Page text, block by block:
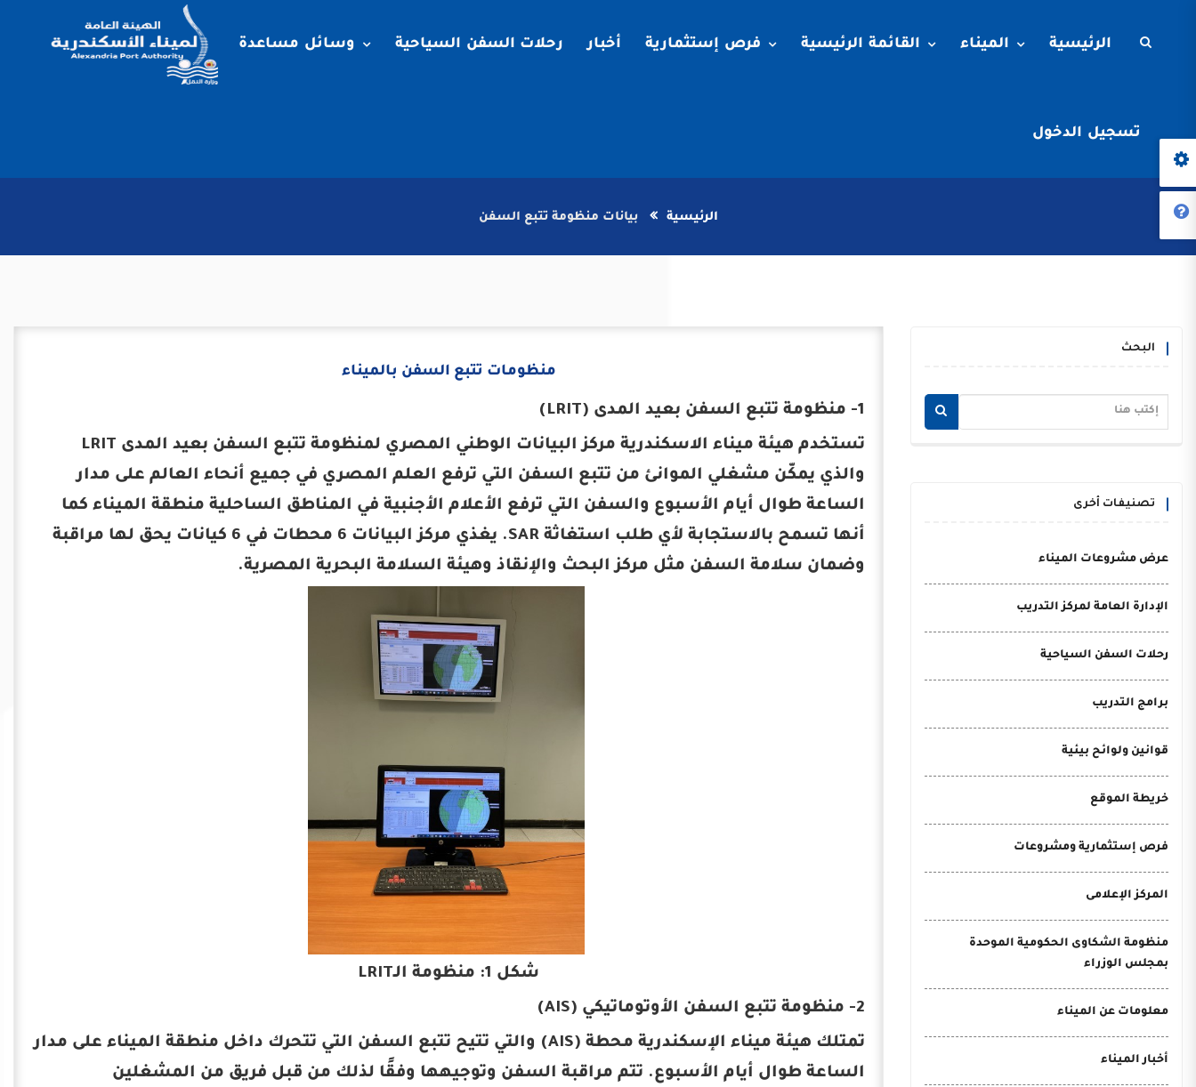
الرئيسية الميناء القائمة الرئيسية فرص إستثمارية أخبار رحلات السفن السياحية وسائل مساعدة
تسجيل الدخول
الرئيسية بيانات منظومة تتبع السفن
البحث
تصنيفات أخرى
عرض مشروعات الميناء
الإدارة العامة لمركز التدريب
رحلات السفن السياحية
برامج التدريب
قوانين ولوائح بيئية
خريطة الموقع
فرص إستثمارية ومشروعات
المركز الإعلامى
منظومة الشكاوى الحكومية الموحدة
بمجلس الوزراء
معلومات عن الميناء
أخبار الميناء
منظومات تتبع السفن بالميناء
1- منظومة تتبع السفن بعيد المدى (LRIT)
تستخدم هيئة ميناء الاسكندرية مركز البيانات الوطني المصري لمنظومة تتبع السفن بعيد المدى LRIT
والذي يمكّن مشغلي الموانئ من تتبع السفن التي ترفع العلم المصري في جميع أنحاء العالم على مدار
الساعة طوال أيام الأسبوع والسفن التي ترفع الأعلام الأجنبية في المناطق الساحلية منطقة الميناء كما
أنها تسمح بالاستجابة لأي طلب استغاثة SAR. يغذي مركز البيانات 6 محطات في 6 كيانات يحق لها مراقبة
وضمان سلامة السفن مثل مركز البحث والإنقاذ وهيئة السلامة البحرية المصرية.
شكل 1: منظومة الـLRIT
2- منظومة تتبع السفن الأوتوماتيكي (AIS)
تمتلك هيئة ميناء الإسكندرية محطة (AIS) والتي تتيح تتبع السفن التي تتحرك داخل منطقة الميناء على مدار
الساعة طوال أيام الأسبوع. تتم مراقبة السفن وتوجيهها وفقًا لذلك من قبل فريق من المشغلين